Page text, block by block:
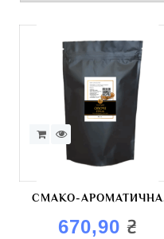
СМАКО-АРОМАТИЧНА
СУМІШ “ОВОЧІ ГРИЛЬ”
670,90 ₴